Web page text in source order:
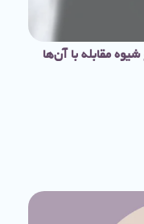
مقابله با آن‌ها